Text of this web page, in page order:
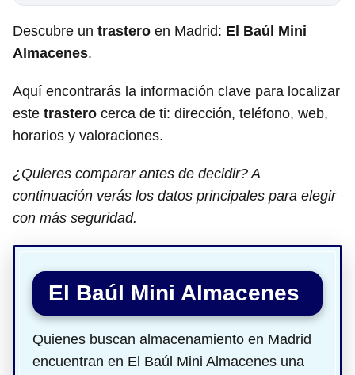
Descubre un trastero en Madrid: El Baúl Mini
Almacenes.
Aquí encontrarás la información clave para localizar
este trastero cerca de ti: dirección, teléfono, web,
horarios y valoraciones.
¿Quieres comparar antes de decidir? A
continuación verás los datos principales para elegir
con más seguridad.
El Baúl Mini Almacenes
Quienes buscan almacenamiento en Madrid
encuentran en El Baúl Mini Almacenes una